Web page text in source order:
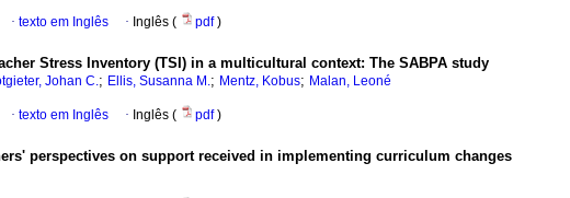
· texto em Inglês · Inglês ( pdf)
Stress Inventory (TSI) in a multicultural context: The SABPA study
Johan C.; Ellis, Susanna M.; Mentz, Kobus; Malan, Leoné
· texto em Inglês · Inglês ( pdf)
perspectives on support received in implementing curriculum changes